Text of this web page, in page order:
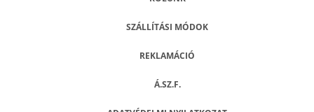
SZÁLLÍTÁSI MÓDOK
REKLAMÁCIÓ
Á.SZ.F.